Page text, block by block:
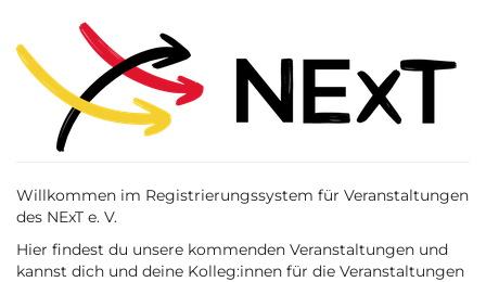
Haupt-
Inhalt
springen
NExT
e.
Willkommen im Registrierungssystem für Veranstaltungen
des NExT e. V.
Hier findest du unsere kommenden Veranstaltungen und
kannst dich und deine Kolleg:innen für die Veranstaltungen